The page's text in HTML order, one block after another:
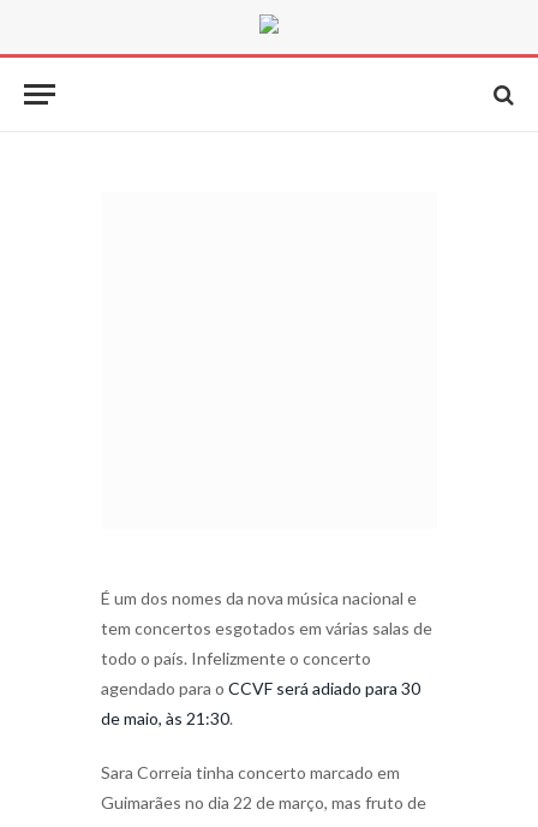
É um dos nomes da nova música nacional e
tem concertos esgotados em várias salas de
todo o país. Infelizmente o concerto
agendado para o CCVF será adiado para 30
de maio, às 21:30.
Sara Correia tinha concerto marcado em
Guimarães no dia 22 de março, mas fruto de